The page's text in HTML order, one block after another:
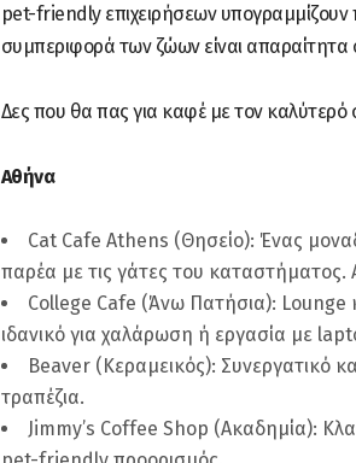
pet-friendly επιχειρήσεων
συμπεριφορά των ζώων είναι απαραίτητα
Δες που θα πας για καφέ με τον
Αθήνα
Cat Cafe Athens (Θησείο): Ένας
παρέα με τις γάτες του καταστήματος.
College Cafe (Άνω Πατήσια): Lounge
ιδανικό για χαλάρωση ή εργασία με
Beaver (Κεραμεικός): Συνεργατικό
τραπέζια.
Jimmy’s Coffee Shop (Ακαδημία):